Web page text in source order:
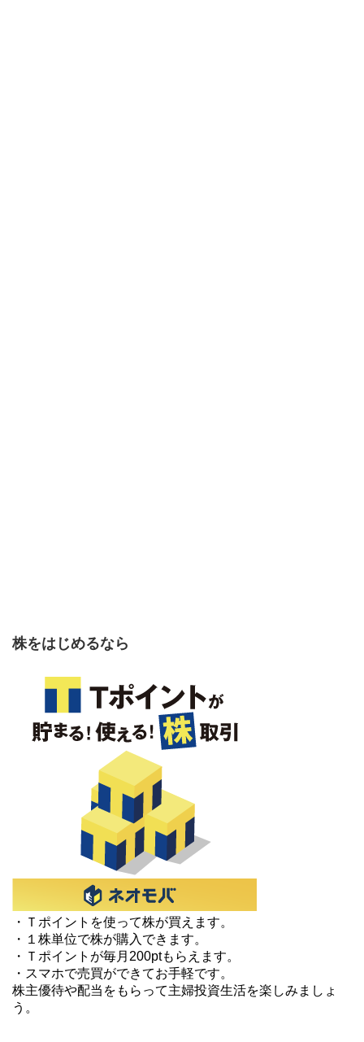
株をはじめるなら
・Ｔポイントを使って株が買えます。
・１株単位で株が購入できます。
・Ｔポイントが毎月200ptもらえます。
・スマホで売買ができてお手軽です。
株主優待や配当をもらって主婦投資生活を楽しみましょ
う。